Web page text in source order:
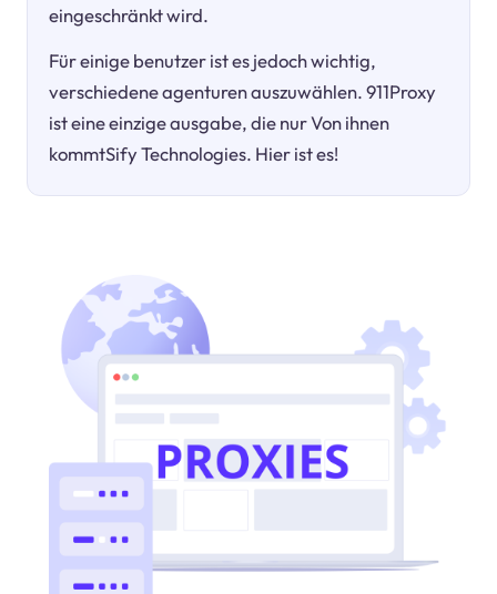
eingeschränkt wird.
Für einige benutzer ist es jedoch wichtig,
verschiedene agenturen auszuwählen. 911Proxy
ist eine einzige ausgabe, die nur Von ihnen
kommtSify Technologies. Hier ist es!